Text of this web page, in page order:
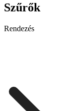
Szűrők
Rendezés